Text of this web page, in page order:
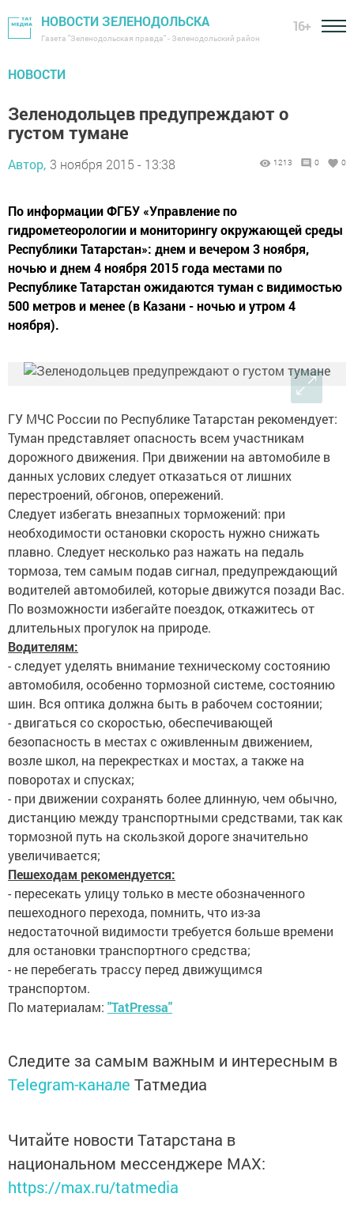
НОВОСТИ ЗЕЛЕНОДОЛЬСКА
Газета "Зеленодольская правда" - Зеленодольский район
16+
НОВОСТИ
Зеленодольцев предупреждают о
густом тумане
Автор, 3 ноября 2015 - 13:38 1213 0 0
По информации ФГБУ «Управление по
гидрометеорологии и мониторингу окружающей среды
Республики Татарстан»: днем и вечером 3 ноября,
ночью и днем 4 ноября 2015 года местами по
Республике Татарстан ожидаются туман с видимостью
500 метров и менее (в Казани - ночью и утром 4
ноября).
ГУ МЧС России по Республике Татарстан рекомендует:
Туман представляет опасность всем участникам
дорожного движения. При движении на автомобиле в
данных услових следует отказаться от лишних
перестроений, обгонов, опережений.
Следует избегать внезапных торможений: при
необходимости остановки скорость нужно снижать
плавно. Следует несколько раз нажать на педаль
тормоза, тем самым подав сигнал, предупреждающий
водителей автомобилей, которые движутся позади Вас.
По возможности избегайте поездок, откажитесь от
длительных прогулок на природе.
Водителям:
- следует уделять внимание техническому состоянию
автомобиля, особенно тормозной системе, состоянию
шин. Вся оптика должна быть в рабочем состоянии;
- двигаться со скоростью, обеспечивающей
безопасность в местах с оживленным движением,
возле школ, на перекрестках и мостах, а также на
поворотах и спусках;
- при движении сохранять более длинную, чем обычно,
дистанцию между транспортными средствами, так как
тормозной путь на скользкой дороге значительно
увеличивается;
Пешеходам рекомендуется:
- пересекать улицу только в месте обозначенного
пешеходного перехода, помнить, что из-за
недостаточной видимости требуется больше времени
для остановки транспортного средства;
- не перебегать трассу перед движущимся
транспортом.
По материалам: "TatPressa"
Следите за самым важным и интересным в
Telegram-канале Татмедиа
Читайте новости Татарстана в
национальном мессенджере MАХ:
https://max.ru/tatmedia